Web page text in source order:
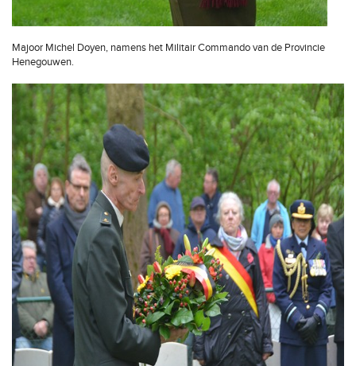
Majoor Michel Doyen, namens het Militair Commando van de Provincie
Henegouwen.